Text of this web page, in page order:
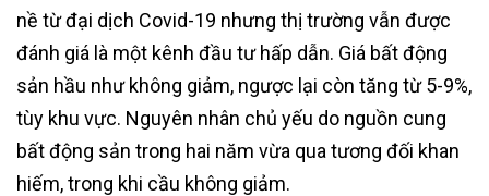
nề từ đại dịch Covid-19 nhưng thị trường vẫn được
đánh giá là một kênh đầu tư hấp dẫn. Giá bất động
sản hầu như không giảm, ngược lại còn tăng từ 5-9%,
tùy khu vực. Nguyên nhân chủ yếu do nguồn cung
bất động sản trong hai năm vừa qua tương đối khan
hiếm, trong khi cầu không giảm.